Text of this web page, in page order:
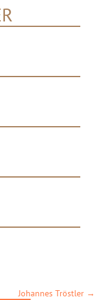
Johannes Tröstler →